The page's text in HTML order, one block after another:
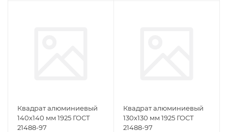
Квадрат алюминиевый
140х140 мм 1925 ГОСТ
21488-97
Квадрат алюминиевый
130х130 мм 1925 ГОСТ
21488-97